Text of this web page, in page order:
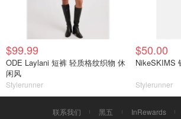
$99.99
ODE Laylani 短裤 轻质格纹织物 休
闲风
Stylerunner
$50.00
NikeSKIMS
Stylerunner
联系我们 黑五 InRewards